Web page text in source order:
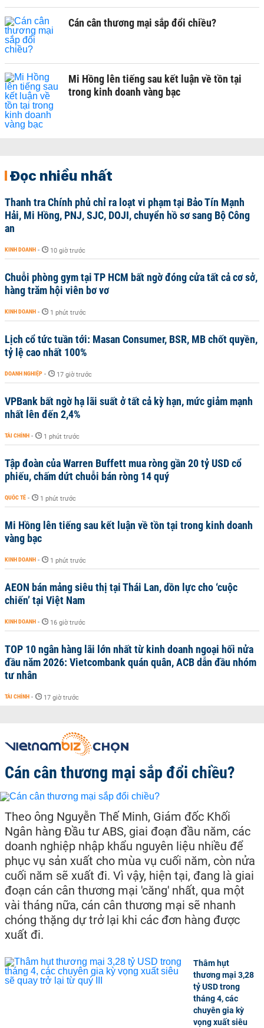
Cán cân thương mại sắp đổi chiều?
Mi Hồng lên tiếng sau kết luận về tồn tại
trong kinh doanh vàng bạc
Đọc nhiều nhất
Thanh tra Chính phủ chỉ ra loạt vi phạm tại Bảo Tín Mạnh
Hải, Mi Hồng, PNJ, SJC, DOJI, chuyển hồ sơ sang Bộ Công
an
KINH DOANH - 10 giờ trước
Chuỗi phòng gym tại TP HCM bất ngờ đóng cửa tất cả cơ sở,
hàng trăm hội viên bơ vơ
KINH DOANH - 1 phút trước
Lịch cổ tức tuần tới: Masan Consumer, BSR, MB chốt quyền,
tỷ lệ cao nhất 100%
DOANH NGHIỆP - 17 giờ trước
VPBank bất ngờ hạ lãi suất ở tất cả kỳ hạn, mức giảm mạnh
nhất lên đến 2,4%
TÀI CHÍNH - 1 phút trước
Tập đoàn của Warren Buffett mua ròng gần 20 tỷ USD cổ
phiếu, chấm dứt chuỗi bán ròng 14 quý
QUỐC TẾ - 1 phút trước
Mi Hồng lên tiếng sau kết luận về tồn tại trong kinh doanh
vàng bạc
KINH DOANH - 1 phút trước
AEON bán mảng siêu thị tại Thái Lan, dồn lực cho ‘cuộc
chiến’ tại Việt Nam
KINH DOANH - 16 giờ trước
TOP 10 ngân hàng lãi lớn nhất từ kinh doanh ngoại hối nửa
đầu năm 2026: Vietcombank quán quân, ACB dẫn đầu nhóm
tư nhân
TÀI CHÍNH - 17 giờ trước
Cán cân thương mại sắp đổi chiều?
Theo ông Nguyễn Thế Minh, Giám đốc Khối
Ngân hàng Đầu tư ABS, giai đoạn đầu năm, các
doanh nghiệp nhập khẩu nguyên liệu nhiều để
phục vụ sản xuất cho mùa vụ cuối năm, còn nửa
cuối năm sẽ xuất đi. Vì vậy, hiện tại, đang là giai
đoạn cán cân thương mại 'căng' nhất, qua một
vài tháng nữa, cán cân thương mại sẽ nhanh
chóng thặng dự trở lại khi các đơn hàng được
xuất đi.
Thâm hụt
thương mại 3,28
tỷ USD trong
tháng 4, các
chuyên gia kỳ
vọng xuất siêu